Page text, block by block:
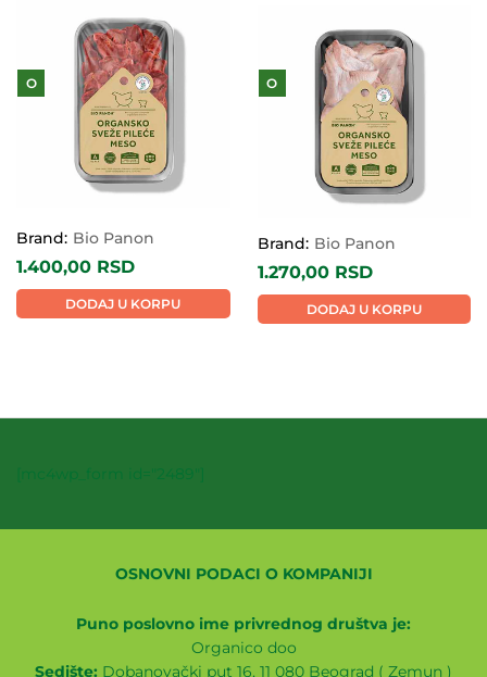
O
Brand: Bio Panon
1.400,00 RSD
DODAJ U KORPU
O
Brand: Bio Panon
1.270,00 RSD
DODAJ U KORPU
[mc4wp_form id="2489"]
OSNOVNI PODACI O KOMPANIJI
Puno poslovno ime privrednog društva je:
Organico doo
Sedište: Dobanovački put 16, 11 080 Beograd ( Zemun )